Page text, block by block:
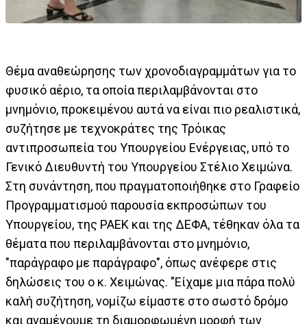
Θέμα αναθεώρησης των χρονοδιαγραμμάτων για το
φυσικό αέριο, τα οποία περιλαμβάνονται στο
μνημόνιο, προκειμένου αυτά να είναι πιο ρεαλιστικά,
συζήτησε με τεχνοκράτες της Τρόικας
αντιπροσωπεία του Υπουργείου Ενέργειας, υπό το
Γενικό Διευθυντή του Υπουργείου Στέλιο Χειμώνα.
Στη συνάντηση, που πραγματοποιήθηκε στο Γραφείο
Προγραμματισμού παρουσία εκπροσώπων του
Υπουργείου, της ΡΑΕΚ και της ΔΕΦΑ, τέθηκαν όλα τα
θέματα που περιλαμβάνονται στο μνημόνιο,
"παράγραφο με παράγραφο", όπως ανέφερε στις
δηλώσεις του ο κ. Χειμώνας. "Είχαμε μια πάρα πολύ
καλή συζήτηση, νομίζω είμαστε στο σωστό δρόμο
και αναμένουμε τη διαμορφωμένη μορφή των